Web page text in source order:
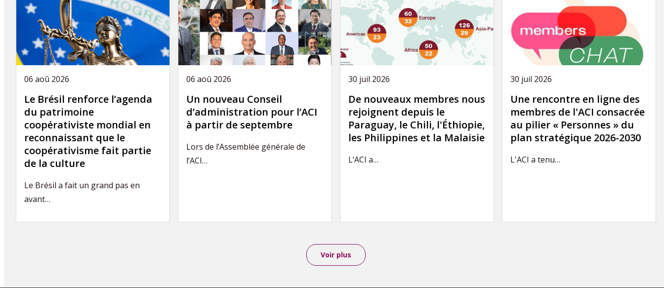
06 aoû 2026
Le Brésil renforce l’agenda
du patrimoine
coopérativiste mondial en
reconnaissant que le
coopérativisme fait partie
de la culture
Le Brésil a fait un grand pas en
avant…
06 aoû 2026
Un nouveau Conseil
d’administration pour l’ACI
à partir de septembre
Lors de l’Assemblée générale de
l’ACI…
30 juil 2026
De nouveaux membres nous
rejoignent depuis le
Paraguay, le Chili, l'Éthiopie,
les Philippines et la Malaisie
L’ACI a…
30 juil 2026
Une rencontre en ligne des
membres de l'ACI consacrée
au pilier « Personnes » du
plan stratégique 2026-2030
L'ACI a tenu…
Voir plus